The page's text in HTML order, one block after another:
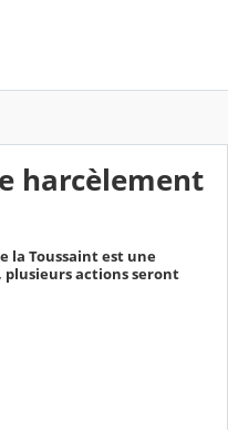
harcèlement
la Toussaint est une
actions seront